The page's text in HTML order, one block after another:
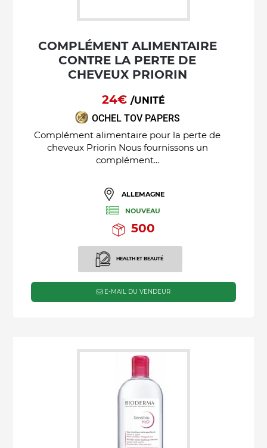
COMPLÉMENT ALIMENTAIRE
CONTRE LA PERTE DE
CHEVEUX PRIORIN
24€ /UNITÉ
OCHEL TOV PAPERS
Complément alimentaire pour la perte de
cheveux Priorin Nous fournissons un
complément...
ALLEMAGNE
NOUVEAU
500
HEALTH ET BEAUTÉ
E-MAIL DU VENDEUR